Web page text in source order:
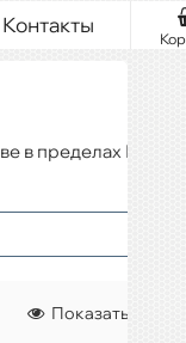
Контакты
в пределах МКАД
Показать: